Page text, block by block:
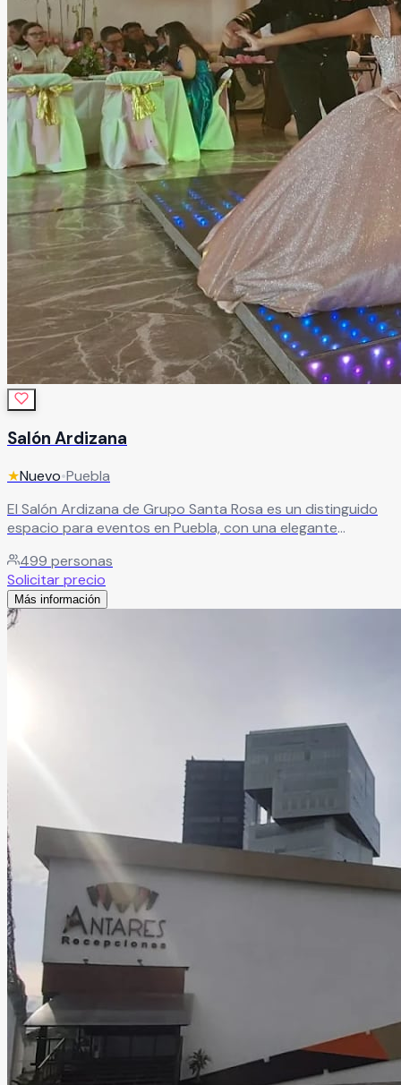
Salón Ardizana
★Nuevo•Puebla
El Salón Ardizana de Grupo Santa Rosa es un distinguido
espacio para eventos en Puebla, con una elegante
Sus instalaciones de alta calidad crean el ambiente
perfecto para celebraciones sofisticadas.
499 personas
Solicitar precio
Más información